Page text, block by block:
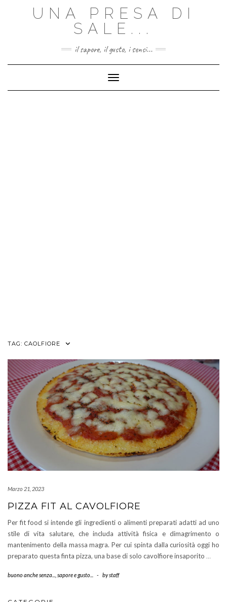
UNA PRESA DI
SALE...
il sapore, il gusto, i sensi...
Toggle Navigation
TAG: CAOLFIORE
Marzo 21, 2023
PIZZA FIT AL CAVOLFIORE
Per fit food si intende gli ingredienti o alimenti preparati adatti ad uno
stile di vita salutare, che includa attività fisica e dimagrimento o
mantenimento della massa magra. Per cui spinta dalla curiosità oggi ho
preparato questa finta pizza, una base di solo cavolfiore insaporito …
buono anche senza... sapore e gusto... - bystaff